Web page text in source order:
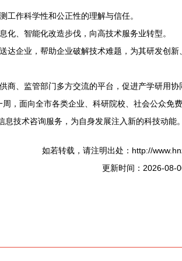
工作科学性和公正性的理解与信任。
化、智能化改造步伐，向高技术服务业转型。
达企业，帮助企业破解技术难题，为其研发创
商、监管部门多方交流的平台，促进产学研用
，面向全市各类企业、科研院校、社会公众
技术咨询服务，为自身发展注入新的科技动能。
如若转载，请注明出处：http://
更新时间：2026-08-